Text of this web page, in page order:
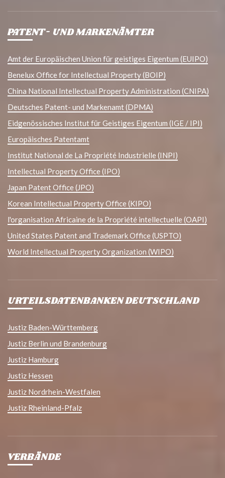
PATENT- UND MARKENÄMTER
Amt der Europäischen Union für geistiges Eigentum (EUIPO)
Benelux Office for Intellectual Property (BOIP)
China National Intellectual Property Administration (CNIPA)
Deutsches Patent- und Markenamt (DPMA)
Eidgenössisches Institut für Geistiges Eigentum (IGE / IPI)
Europäisches Patentamt
Institut National de La Propriété Industrielle (INPI)
Intellectual Property Office (IPO)
Japan Patent Office (JPO)
Korean Intellectual Property Office (KIPO)
l'organisation Africaine de la Propriété intellectuelle (OAPI)
United States Patent and Trademark Office (USPTO)
World Intellectual Property Organization (WIPO)
URTEILSDATENBANKEN DEUTSCHLAND
Justiz Baden-Württemberg
Justiz Berlin und Brandenburg
Justiz Hamburg
Justiz Hessen
Justiz Nordrhein-Westfalen
Justiz Rheinland-Pfalz
VERBÄNDE